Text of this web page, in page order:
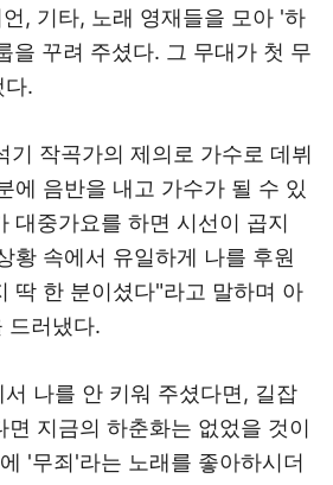
, 기타, 노래 영재들을 모아 '하
을 꾸려 주셨다. 그 무대가 첫 무
다.
기 작곡가의 제의로 가수로 데뷔
에 음반을 내고 가수가 될 수 있
대중가요를 하면 시선이 곱지
황 속에서 유일하게 나를 후원
딱 한 분이셨다"라고 말하며 아
드러냈다.
나를 안 키워 주셨다면, 길잡
면 지금의 하춘화는 없었을 것이
'무죄'라는 노래를 좋아하시더